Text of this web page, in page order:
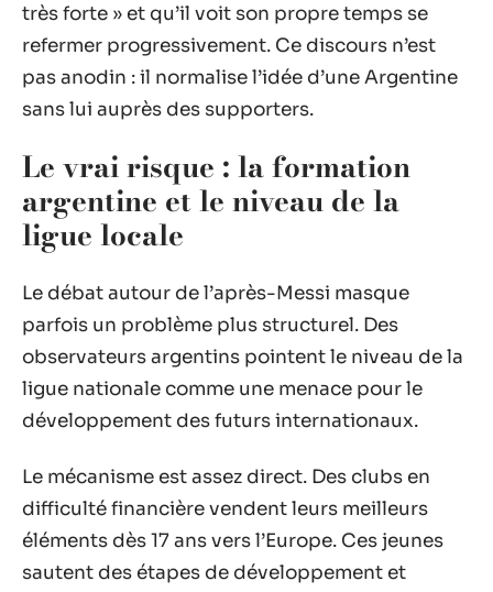
très forte » et qu’il voit son propre temps se
refermer progressivement. Ce discours n’est
pas anodin : il normalise l’idée d’une Argentine
sans lui auprès des supporters.
Le vrai risque : la formation
argentine et le niveau de la
ligue locale
Le débat autour de l’après-Messi masque
parfois un problème plus structurel. Des
observateurs argentins pointent le niveau de la
ligue nationale comme une menace pour le
développement des futurs internationaux.
Le mécanisme est assez direct. Des clubs en
difficulté financière vendent leurs meilleurs
éléments dès 17 ans vers l’Europe. Ces jeunes
sautent des étapes de développement et